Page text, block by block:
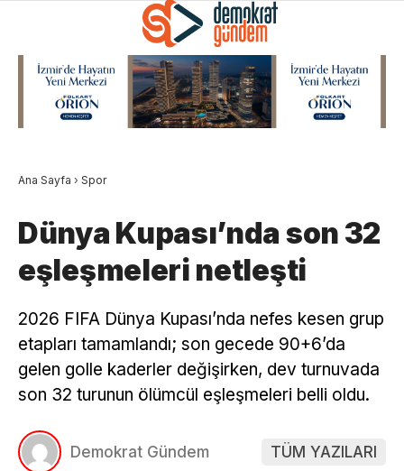
Ana Sayfa › Spor
Dünya Kupası’nda son 32
eşleşmeleri netleşti
2026 FIFA Dünya Kupası’nda nefes kesen grup
etapları tamamlandı; son gecede 90+6’da
gelen golle kaderler değişirken, dev turnuvada
son 32 turunun ölümcül eşleşmeleri belli oldu.
Demokrat Gündem TÜM YAZILARI